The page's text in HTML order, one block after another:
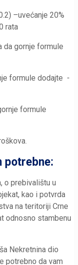
–uvećanje 20%
rata
da gornje formule
formule dodajte -
formule
potrebne:
o prebivalištu u
kao i potvrda
na teritoriji Crne
odnosno stambenu
Nekretnina dio
potrebno da vam